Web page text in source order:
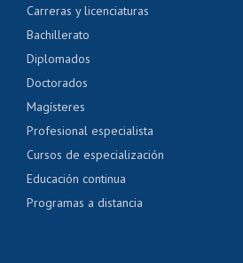
Carreras y licenciaturas
Bachillerato
Diplomados
Doctorados
Magísteres
Profesional especialista
Cursos de especialización
Educación continua
Programas a distancia